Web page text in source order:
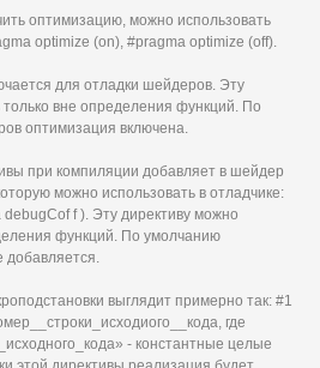
оптимизацию, можно использовать
optimize (on), #pragma optimize (off).
для отладки шейдеров. Эту
вне определения функций. По
оптимизация включена.
при компиляции добавляет в шейдер
можно использовать в отладчике:
f ). Эту директиву можно
функций. По умолчанию
выглядит примерно так: #1
где
- константные целые